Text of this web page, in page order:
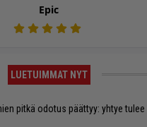
Epic
LUETUIMMAT NYT
pitkä odotus päättyy: yhtye tulee